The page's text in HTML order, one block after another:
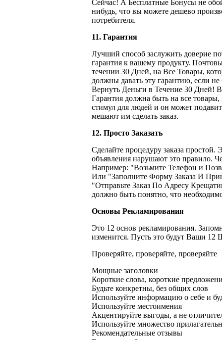
Сейчас! А Бесплатные Бонусы не
нибудь, что вы можете дешево
потребителя.
11. Гарантия
Лучший способ заслужить доверие
гарантия к вашему продукту.
течении 30 Дней, на Все Товары,
должны давать эту гарантию, если
Вернуть Деньги в Течение 30 Дней!
Гарантия должна быть на все
стимул для людей и он может
мешают им сделать заказ.
12. Просто Заказать
Сделайте процедуру заказа простой.
объявления нарушают это правило.
Например: "Возьмите Телефон и
Или "Заполните Форму Заказа И
"Отправьте Заказ По Адресу
должно быть понятно, что
Основы Рекламирования
Это 12 основ рекламирования.
изменится. Пусть это будут Ваши 12
Проверяйте, проверяйте, проверяйте
Мощные заголовки
Короткие слова, короткие
Будьте конкретны, без общих слов
Используйте информацию о себе и
Используйте местоимения
Акцентируйте выгоды, а не
Используйте множество
Рекомендательные отзывы